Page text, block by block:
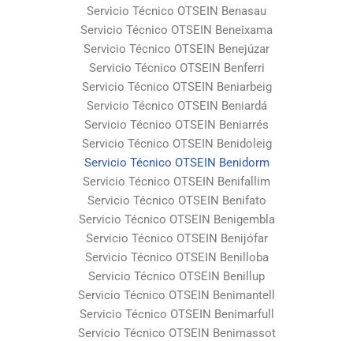
Servicio Técnico OTSEIN Benasau
Servicio Técnico OTSEIN Beneixama
Servicio Técnico OTSEIN Benejúzar
Servicio Técnico OTSEIN Benferri
Servicio Técnico OTSEIN Beniarbeig
Servicio Técnico OTSEIN Beniardá
Servicio Técnico OTSEIN Beniarrés
Servicio Técnico OTSEIN Benidoleig
Servicio Técnico OTSEIN Benidorm
Servicio Técnico OTSEIN Benifallim
Servicio Técnico OTSEIN Benifato
Servicio Técnico OTSEIN Benigembla
Servicio Técnico OTSEIN Benijófar
Servicio Técnico OTSEIN Benilloba
Servicio Técnico OTSEIN Benillup
Servicio Técnico OTSEIN Benimantell
Servicio Técnico OTSEIN Benimarfull
Servicio Técnico OTSEIN Benimassot